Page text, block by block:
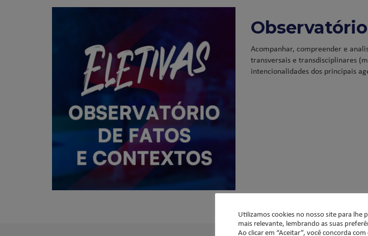
Acompanhar, compreender e
transversais e transdisciplinares
intencionalidades dos principais
Utilizamos cookies no nosso site para lhe
mais relevante, lembrando as suas
Ao clicar em “Aceitar”, você concorda com